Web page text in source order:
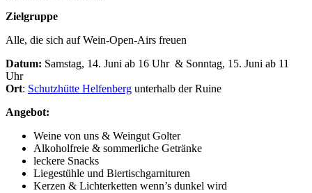
Zielgruppe
Alle, die sich auf Wein-Open-Airs freuen
Datum: Samstag, 14. Juni ab 16 Uhr & Sonntag, 15. Juni ab 11
Uhr
Ort: Schutzhütte Helfenberg unterhalb der Ruine
Angebot:
Weine von uns & Weingut Golter
Alkoholfreie & sommerliche Getränke
leckere Snacks
Liegestühle und Biertischgarnituren
Kerzen & Lichterketten wenn’s dunkel wird